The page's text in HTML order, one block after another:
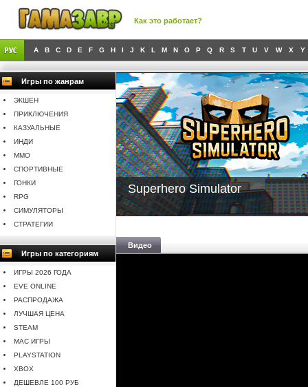
Как это работает?
A B C D E F G H I J K L M N O P Q R S T U V W X Y
Игры по жанрам
ЭКШЕН
ПРИКЛЮЧЕНИЯ
КАЗУАЛЬНЫЕ
ИНДИ
MMO
СПОРТИВНЫЕ
ГОНКИ
RPG
СИМУЛЯТОРЫ
СТРАТЕГИИ
Игры по категориям
ИГРЫ 2026 ГОДА
EVE ONLINE
РАСПРОДАЖА
ЛУЧШАЯ ЦЕНА
STEAM
MAC ИГРЫ
PLAYSTATION
XBOX
ДЕШЕВЛЕ 100 РУБ
Superhero Simulator
Видео